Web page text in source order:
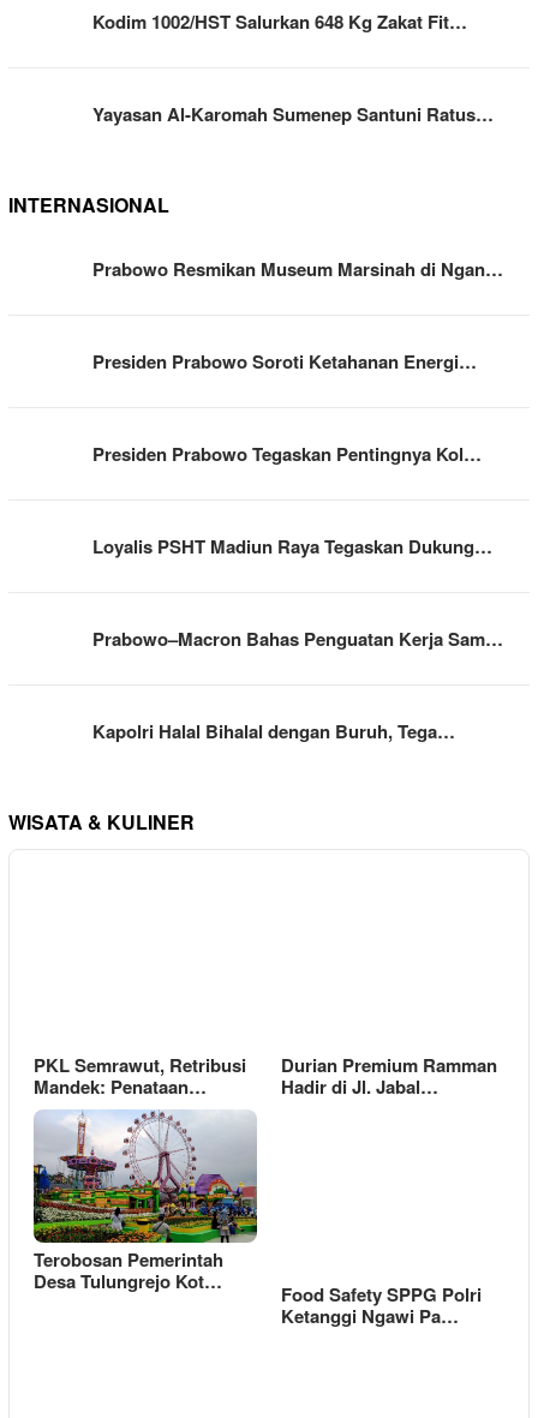
Kodim 1002/HST Salurkan 648 Kg Zakat Fit…
Yayasan Al-Karomah Sumenep Santuni Ratus…
INTERNASIONAL
Prabowo Resmikan Museum Marsinah di Ngan…
Presiden Prabowo Soroti Ketahanan Energi…
Presiden Prabowo Tegaskan Pentingnya Kol…
Loyalis PSHT Madiun Raya Tegaskan Dukung…
Prabowo–Macron Bahas Penguatan Kerja Sam…
Kapolri Halal Bihalal dengan Buruh, Tega…
WISATA & KULINER
PKL Semrawut, Retribusi
Mandek: Penataan…
Durian Premium Ramman
Hadir di Jl. Jabal…
Terobosan Pemerintah
Desa Tulungrejo Kot…
Food Safety SPPG Polri
Ketanggi Ngawi Pa…